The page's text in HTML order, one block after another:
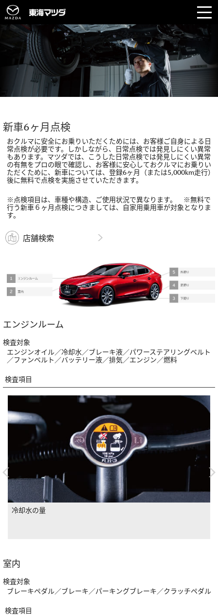
新車6ヶ月点検
おクルマに安全にお乗りいただくためには、お客様ご自身による日
常点検が必要です。しかしながら、日常点検では発見しにくい異常
もあります。マツダでは、こうした日常点検では発見しにくい異常
の有無をプロの眼で確認し、お客様に安心しておクルマにお乗りい
ただくために、新車については、登録6ヶ月（または5,000km走行）
後に無料で点検を実施させていただきます。
※点検項目は、車種や構造、ご使用状況で異なります。 ※無料で
行う新車６ヶ月点検につきましては、自家用乗用車が対象となりま
す。
店舗検索
エンジンルーム
検査対象
エンジンオイル／冷却水／ブレーキ液／パワーステアリングベルト
／ファンベルト／バッテリー液／排気／エンジン／燃料
検査項目
ブレーキ液の量
室内
検査対象
ブレーキペダル／ブレーキ／パーキングブレーキ／クラッチペダル
検査項目